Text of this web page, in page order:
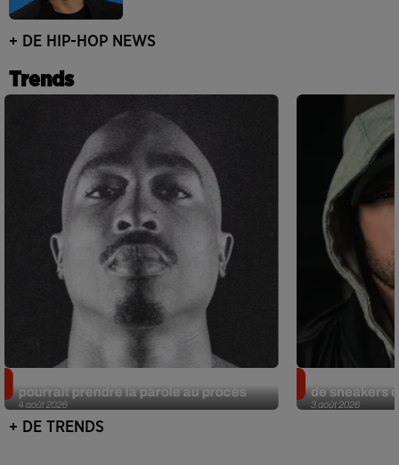
+ DE HIP-HOP NEWS
Trends
4 août 2026
pourrait prendre la parole au procès
3 août 2026
de sneakers
+ DE TRENDS